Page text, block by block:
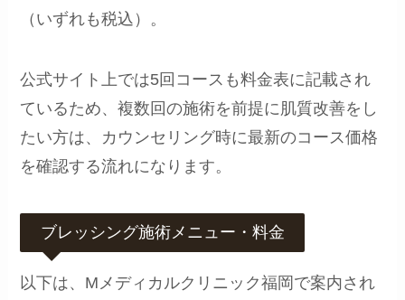
（いずれも税込）。
公式サイト上では5回コースも料金表に記載され
ているため、複数回の施術を前提に肌質改善をし
たい方は、カウンセリング時に最新のコース価格
を確認する流れになります。
ブレッシング施術メニュー・料金
以下は、Mメディカルクリニック福岡で案内され